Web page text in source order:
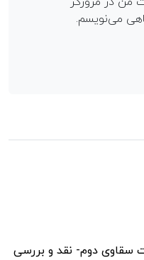
می‌نویسم.
دوم- نقد و بررسی